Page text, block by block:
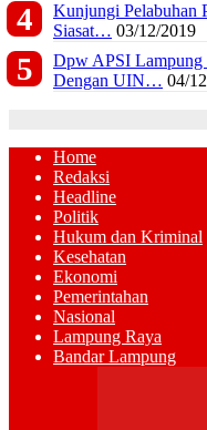
Kunjungi Pelabuhan
Siasat… 03/12/2019
Dpw APSI Lampung
Dengan UIN… 04/
Home
Redaksi
Headline
Politik
Hukum dan Kriminal
Kesehatan
Ekonomi
Pemerintahan
Nasional
Lampung Raya
Bandar Lampung